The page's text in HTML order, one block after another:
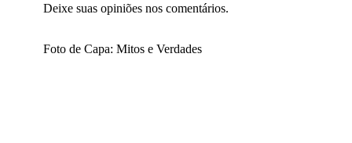
Deixe suas opiniões nos comentários.
Foto de Capa: Mitos e Verdades